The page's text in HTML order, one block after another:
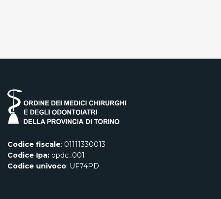
Codice fiscale: 01111330013
Codice Ipa: opdc_001
Codice univoco: UF74PD